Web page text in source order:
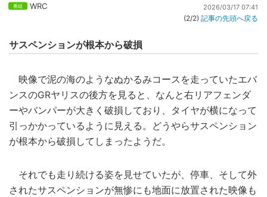
WRC 2026/03/17 07:41
(2/2) 記事の先頭へ戻る
サスペンションが根本から破損
映像で泥の海のようなぬかるみコースを走っていたエバ
ンスのGRヤリスの後方を見ると、なんと右リアフェンダ
ーやバンパーが大きく破損しており、タイヤが横になって
引っかかっているように見える。どうやらサスペンション
が根本から破損してしまったようだ。
それでも走り続ける姿を見せていたが、停車、そして外
されたサスペンションが無惨にも地面に放置された映像も